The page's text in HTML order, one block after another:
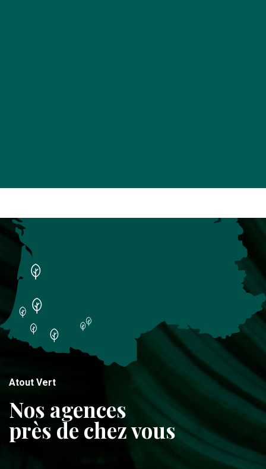
Atout Vert
Nos agences
près de chez vous